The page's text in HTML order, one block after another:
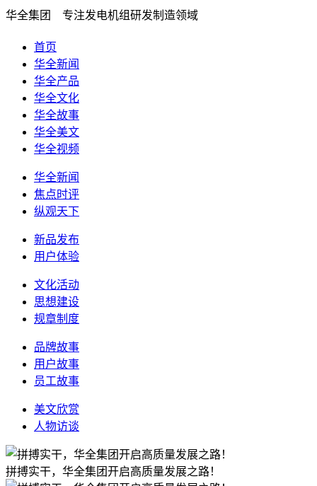
华全集团 专注发电机组研发制造领域
首页
华全新闻
华全产品
华全文化
华全故事
华全美文
华全视频
华全新闻
焦点时评
纵观天下
新品发布
用户体验
文化活动
思想建设
规章制度
品牌故事
用户故事
员工故事
美文欣赏
人物访谈
拼搏实干，华全集团开启高质量发展之路！